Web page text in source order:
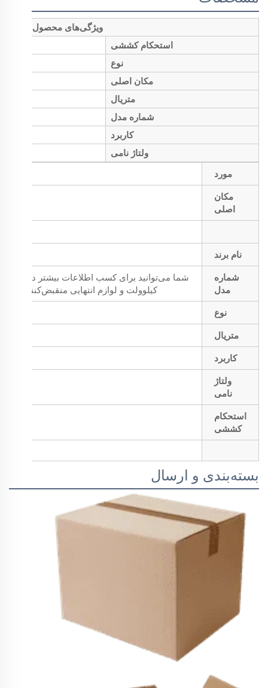
ویژگی‌های محصول
استحکام کششی
نوع
مکان اصلی
متریال
شماره مدل
کاربرد
ولتاژ نامی
مورد
مکان
اصلی
نام برند
شماره
مدل
کیلوولت و لوازم انتهایی منقبض‌کننده حرارتی با سایز 10 تا 400 میلی‌متر
نوع
متریال
کاربرد
ولتاژ
نامی
استحکام
کششی
بسته‌بندی و ارسال